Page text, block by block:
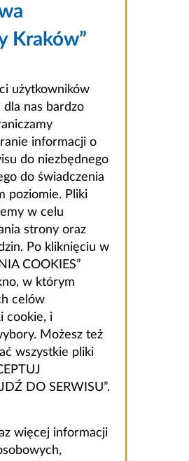
Kraków”
użytkowników
dla nas bardzo
informacji o
do niezbędnego
do świadczenia
poziomie. Pliki
w celu
strony oraz
Po kliknięciu w
COOKIES”
w którym
celów
cookie, i
Możesz też
wszystkie pliki
DO SERWISU”.
więcej informacji